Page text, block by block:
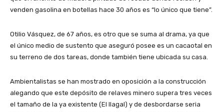
venden gasolina en botellas hace 30 años es “lo único que tiene”.
Otilio Vásquez, de 67 años, es otro que se suma al drama, ya que
el único medio de sustento que aseguró posee es un cacaotal en
su terreno de dos tareas, donde también tiene ubicada su casa.
Ambientalistas se han mostrado en oposición a la construcción
alegando que este depósito de relaves minero supera tres veces
el tamaño de la ya existente (El llagal) y de desbordarse seria